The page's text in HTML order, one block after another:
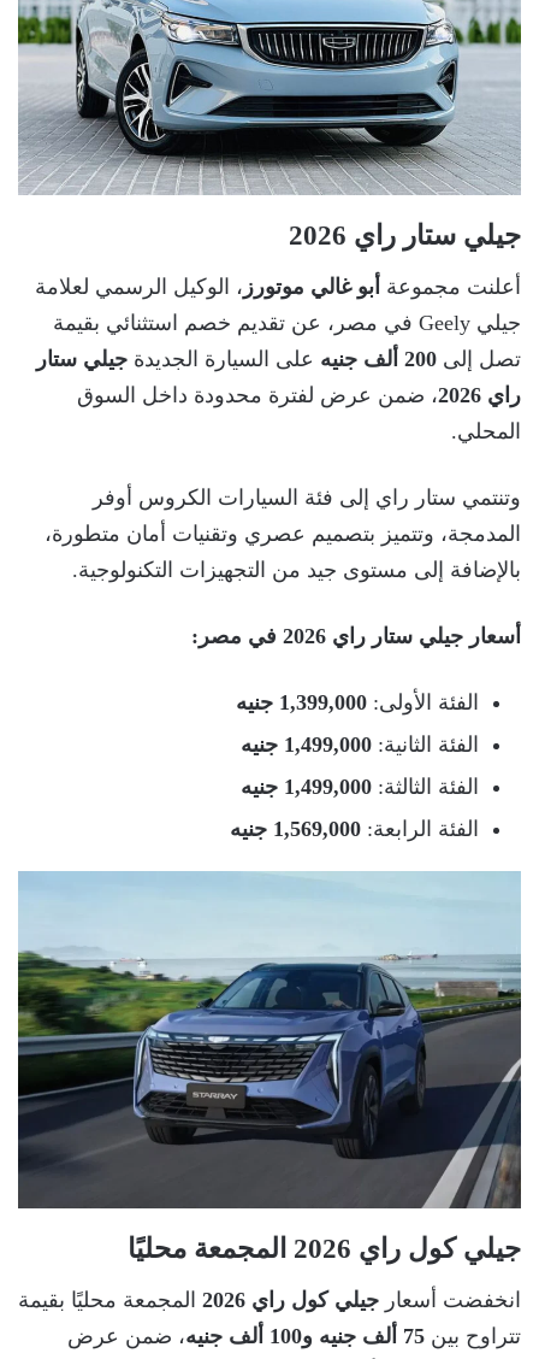
جيلي ستار راي 2026
أعلنت مجموعة أبو غالي موتورز ، الوكيل الرسمي لعلامة
جيلي Geely في مصر، عن تقديم خصم استثنائي بقيمة
تصل إلى 200 ألف جنيه على السيارة الجديدة جيلي ستار
راي 2026
، ضمن عرض لفترة محدودة داخل السوق
المحلي.
وتنتمي ستار راي إلى فئة السيارات الكروس أوفر
المدمجة، وتتميز بتصميم عصري وتقنيات أمان متطورة،
بالإضافة إلى مستوى جيد من التجهيزات التكنولوجية.
أسعار جيلي ستار راي 2026 في مصر:
الفئة الأولى: 1,399,000 جنيه
الفئة الثانية: 1,499,000 جنيه
الفئة الثالثة: 1,499,000 جنيه
الفئة الرابعة: 1,569,000 جنيه
جيلي كول راي 2026 المجمعة محليًا
انخفضت أسعار جيلي كول راي 2026
المجمعة محليًا بقيمة
تتراوح بين 75 ألف جنيه و100 ألف جنيه
، ضمن عرض